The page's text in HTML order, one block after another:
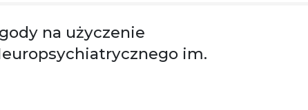
na użyczenie
im.